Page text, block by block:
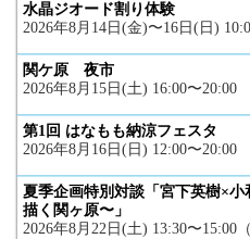
水晶ジオード割り体験
2026年8月14日(金)〜16日(日)
関ケ原 夜市
2026年8月15日(土) 16:00〜20:00
第1回 はなもも納涼フェスタ
2026年8月16日(日) 12:00〜20:00
夏季企画特別対談「宮下英樹×
描く関ヶ原〜」
2026年8月22日(土) 13:30〜15:00